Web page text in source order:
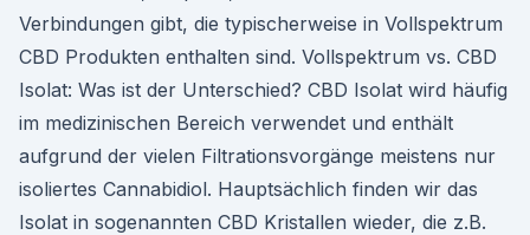
Verbindungen gibt, die typischerweise in Vollspektrum
CBD Produkten enthalten sind. Vollspektrum vs. CBD
Isolat: Was ist der Unterschied? CBD Isolat wird häufig
im medizinischen Bereich verwendet und enthält
aufgrund der vielen Filtrationsvorgänge meistens nur
isoliertes Cannabidiol. Hauptsächlich finden wir das
Isolat in sogenannten CBD Kristallen wieder, die z.B.